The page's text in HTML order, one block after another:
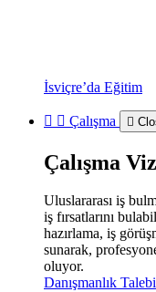
İsviçre’da Eğitim
Çalışma
Çalışma
Uluslararası iş
iş fırsatlarını
hazırlama, iş
sunarak,
oluyor.
Danışmanlık Talebi